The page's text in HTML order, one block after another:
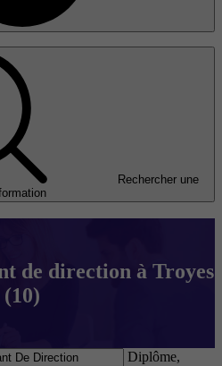
Rechercher une
de direction à Troyes
(10)
Diplôme,